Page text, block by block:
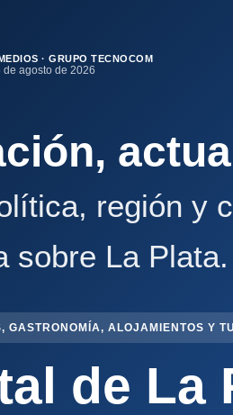
· GRUPO TECNOCOM
de agosto de 2026
región y
sobre La Plata.
GASTRONOMÍA, ALOJAMIENTOS Y
de La